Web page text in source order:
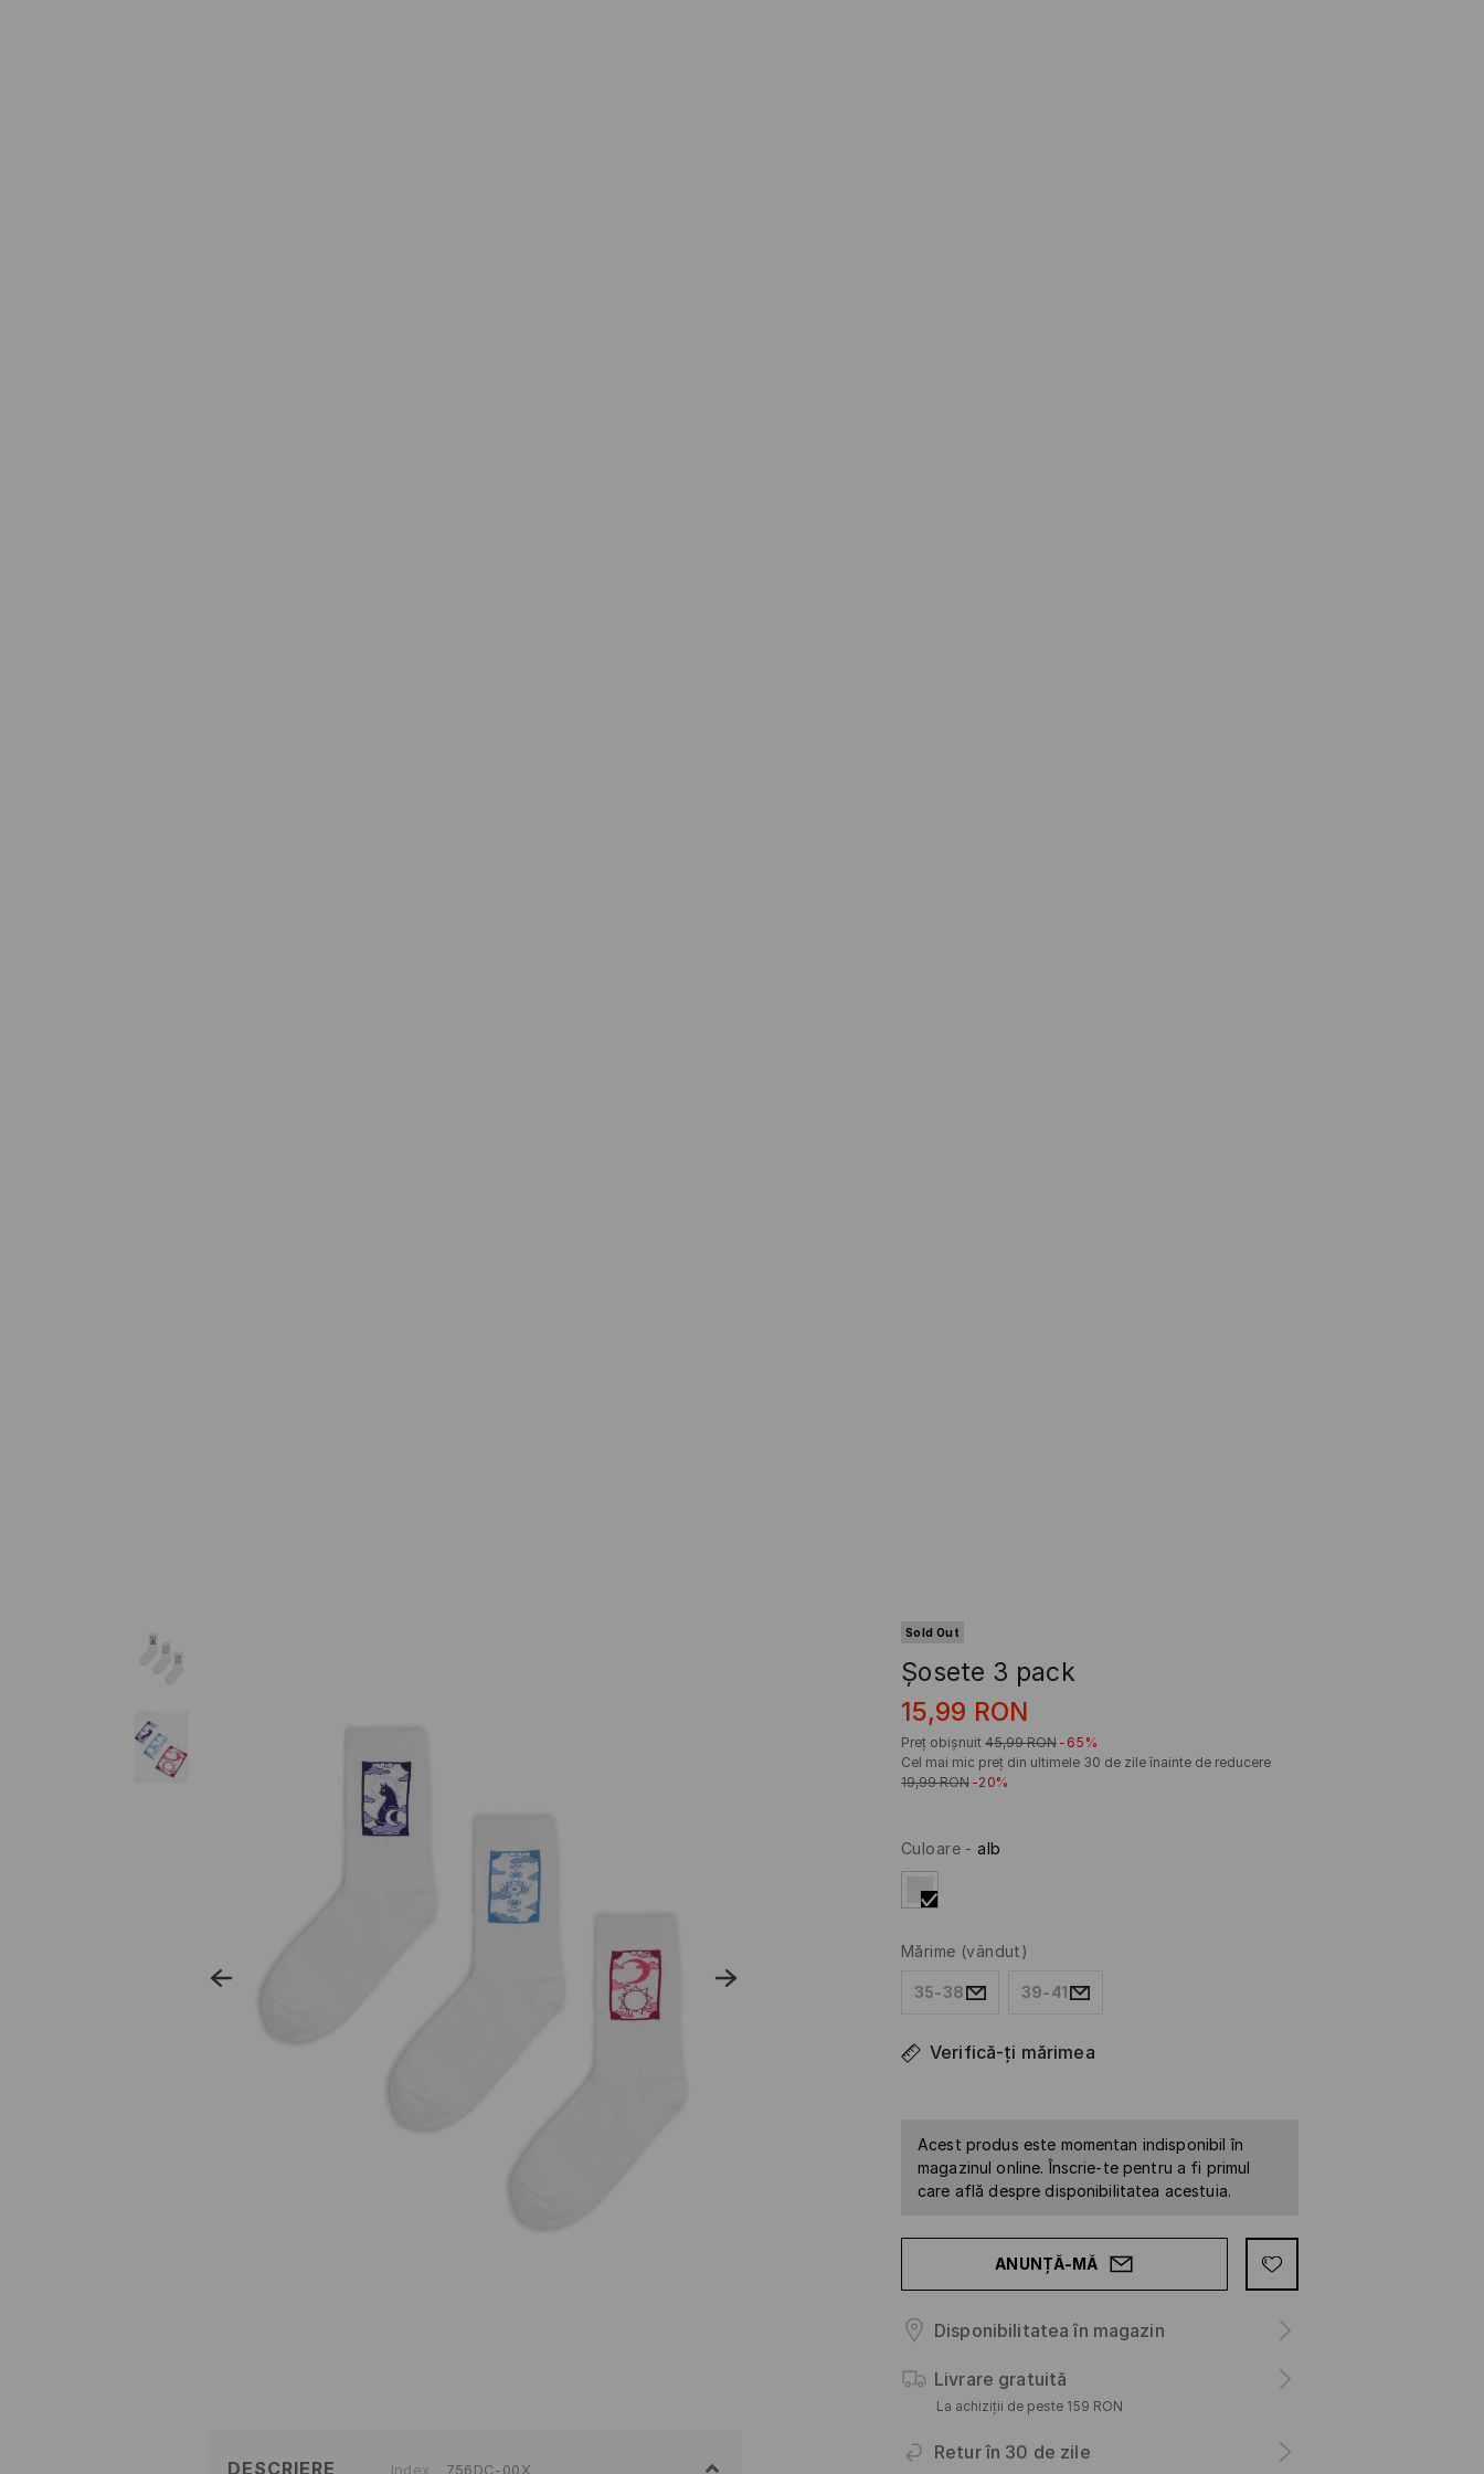
Sold Out
Șosete 3 pack
15,99 RON
Preț obișnuit 45,99 RON -65%
Cel mai mic preț din ultimele 30 de zile înainte de reducere
19,99 RON -20%
Culoare-alb
Mărime (vândut)
35-38 39-41
Verifică-ți mărimea
Acest produs este momentan indisponibil în
magazinul online. Înscrie-te pentru a fi primul
care află despre disponibilitatea acestuia.
ANUNȚĂ-MĂ
Disponibilitatea în magazin
Livrare gratuită
La achiziții de peste 159 RON
Retur în 30 de zile
DESCRIERE Index 756DC-00X